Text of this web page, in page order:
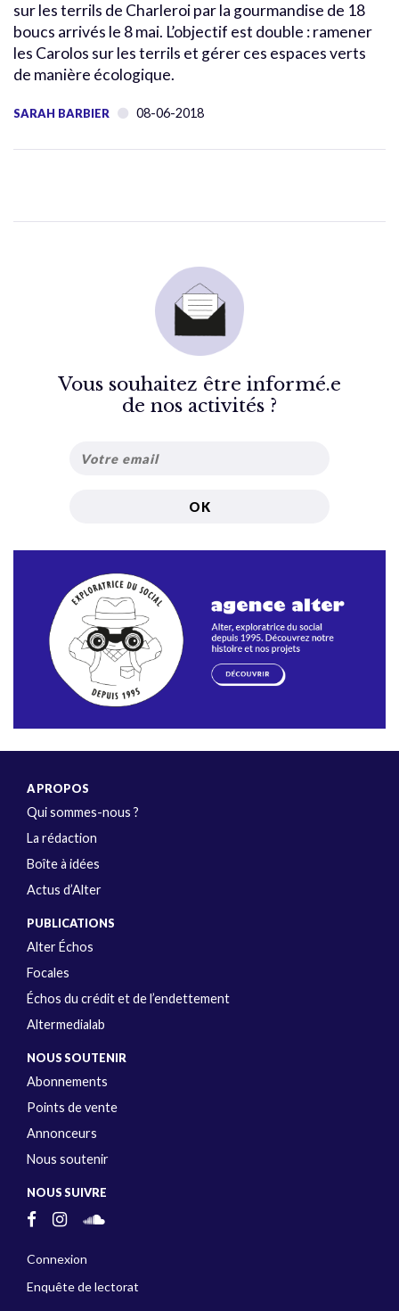
sur les terrils de Charleroi par la gourmandise de 18
boucs arrivés le 8 mai. L’objectif est double : ramener
les Carolos sur les terrils et gérer ces espaces verts
de manière écologique.
SARAH BARBIER 08-06-2018
Vous souhaitez être informé.e
de nos activités ?
A PROPOS
Qui sommes-nous ?
La rédaction
Boîte à idées
Actus d’Alter
PUBLICATIONS
Alter Échos
Focales
Échos du crédit et de l’endettement
Altermedialab
NOUS SOUTENIR
Abonnements
Points de vente
Annonceurs
Nous soutenir
NOUS SUIVRE
Connexion
Enquête de lectorat